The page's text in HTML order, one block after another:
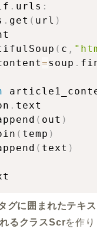
. urls :
. get ( url )
( c ,
=soup .
. text
( out )
( temp )
( text )
グに囲まれたテキス
るクラスScrを作り